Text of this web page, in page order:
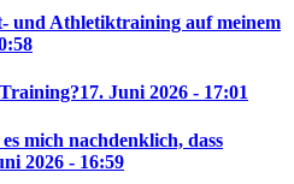
und Athletiktraining auf meinem
17. Juni 2026 - 17:01
mich nachdenklich, dass
2026 - 16:59